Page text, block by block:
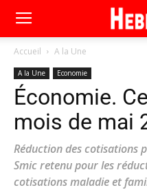
Accueil A la Une
A la Une Economie
Économie.
mois de mai
Réduction des cotisations
Smic retenu pour les
cotisations maladie et